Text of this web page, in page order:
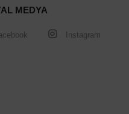
MEDYA
Instagram